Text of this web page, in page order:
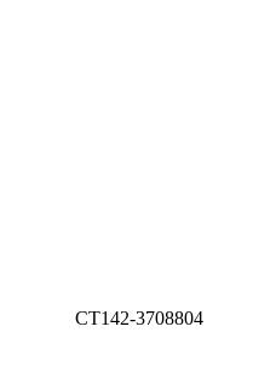
СТ142-3708804